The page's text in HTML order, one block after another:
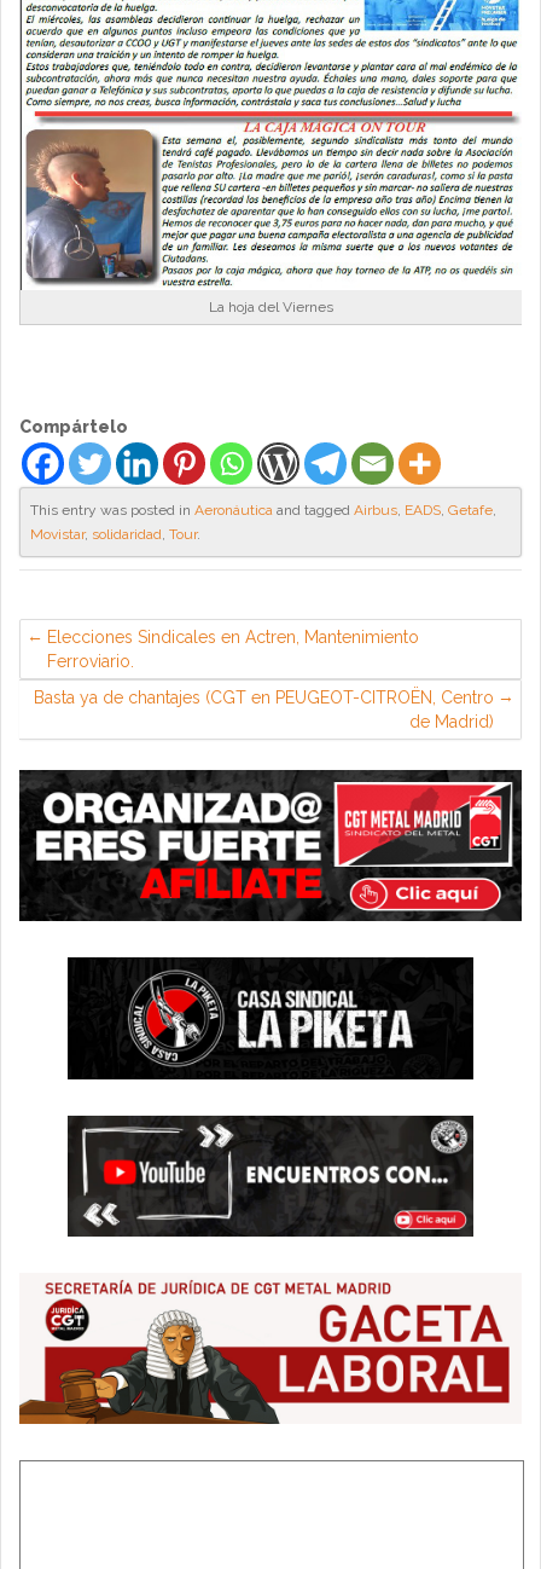
La hoja del Viernes
Compártelo
This entry was posted in Aeronáutica and tagged Airbus, EADS, Getafe,
Movistar, solidaridad, Tour.
Elecciones Sindicales en Actren, Mantenimiento
Ferroviario.
Basta ya de chantajes (CGT en PEUGEOT-CITROËN, Centro
de Madrid)